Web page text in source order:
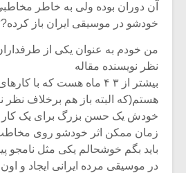
آن دوران بوده ولی به خاطر
خودشو در موسیقی ایران باز
من خودم به عنوان یکی از
نظر نویسنده مقاله
بیشتر از ۳ ۴ ماه هست که با
هستم(که البته باز هم برخلاف نظر
خودش یک حسن بزرگ برای یک کار
زمان ممکن اثر خودشو روی
باید بگم خوشحالم یکی مثل نامجو
در موسیقی مرده ایرانی ایجاد و اون